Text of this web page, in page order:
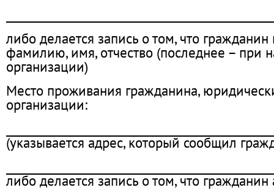
либо делается запись о том, что
фамилию, имя, отчество (последнее – при
организации)
Место проживания гражданина,
организации:
(указывается адрес, который сообщил
либо делается запись о том, что